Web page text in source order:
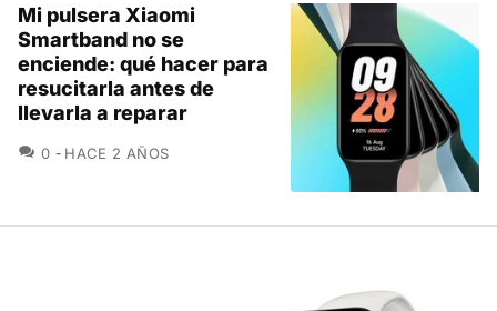
Mi pulsera Xiaomi
Smartband no se
enciende: qué hacer para
resucitarla antes de
llevarla a reparar
0 COMENTARIOS
HACE 2 AÑOS